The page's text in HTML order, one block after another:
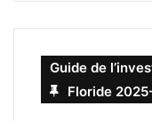
Guide de
Floride